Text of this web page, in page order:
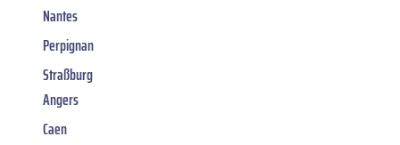
Nantes
Perpignan
Straßburg
Angers
Caen